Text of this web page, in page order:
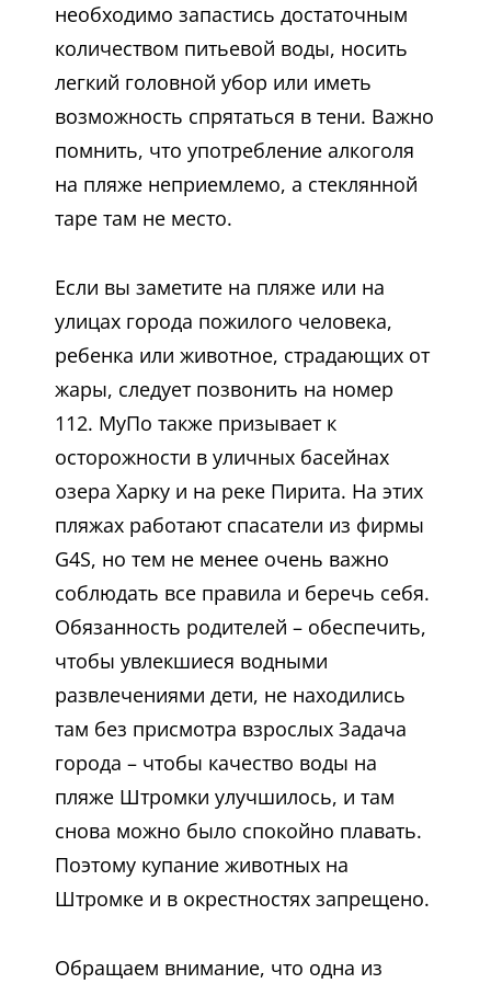
необходимо запастись достаточным
количеством питьевой воды, носить
легкий головной убор или иметь
возможность спрятаться в тени. Важно
помнить, что употребление алкоголя
на пляже неприемлемо, а стеклянной
таре там не место.
Если вы заметите на пляже или на
улицах города пожилого человека,
ребенка или животное, страдающих от
жары, следует позвонить на номер
112. МуПо также призывает к
осторожности в уличных басейнах
озера Харку и на реке Пирита. На этих
пляжах работают спасатели из фирмы
G4S, но тем не менее очень важно
соблюдать все правила и беречь себя.
Обязанность родителей – обеспечить,
чтобы увлекшиеся водными
развлечениями дети, не находились
там без присмотра взрослых Задача
города – чтобы качество воды на
пляже Штромки улучшилось, и там
снова можно было спокойно плавать.
Поэтому купание животных на
Штромке и в окрестностях запрещено.
Обращаем внимание, что одна из